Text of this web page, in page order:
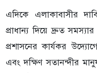
এদিকে এলাকাবাসীর
প্রাধান্য দিয়ে দ্রুত
প্রশাসনের কার্যকর
এবং দক্ষিণ সতানন্দীর